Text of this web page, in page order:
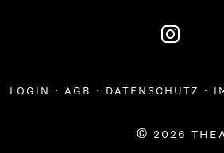

login · agb · datenschutz ·
© 2026